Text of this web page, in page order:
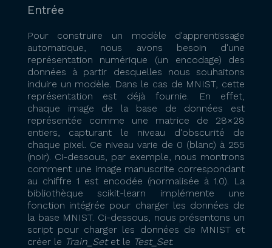
Entrée
Pour construire un modèle d'apprentissage
automatique, nous avons besoin d'une
représentation numérique (un encodage) des
données à partir desquelles nous souhaitons
induire un modèle. Dans le cas de MNIST, cette
représentation est déjà fournie. En effet,
chaque image de la base de données est
représentée comme une matrice de 28×28
entiers, capturant le niveau d'obscurité de
chaque pixel. Ce niveau varie de 0 (blanc) à 255
(noir). Ci-dessous, par exemple, nous montrons
comment une image manuscrite correspondant
au chiffre 1 est encodée (normalisée à 1.0). La
bibliothèque scikit-learn implémente une
fonction intégrée pour charger les données de
la base MNIST. Ci-dessous, nous présentons un
script pour charger les données de MNIST et
créer le Train_Setet le Test_Set.